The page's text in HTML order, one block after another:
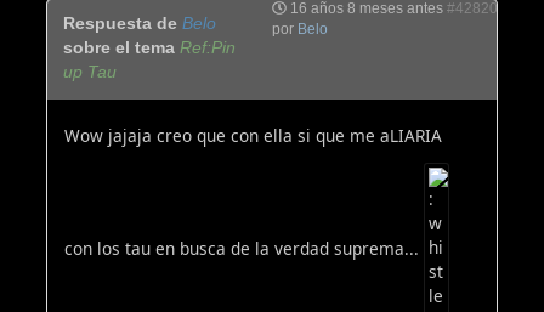
16 años 8 meses antes #42820
por Belo
Respuesta deBelo
sobre el temaRef:Pin
up Tau
Wow jajaja creo que con ella si que me aLIARIA
con los tau en busca de la verdad suprema...